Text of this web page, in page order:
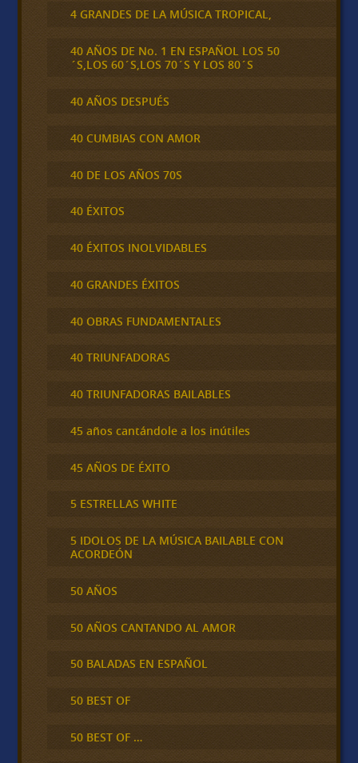
4 GRANDES DE LA MÚSICA TROPICAL,
40 AÑOS DE No. 1 EN ESPAÑOL LOS 50
´S,LOS 60´S,LOS 70´S Y LOS 80´S
40 AÑOS DESPUÉS
40 CUMBIAS CON AMOR
40 DE LOS AÑOS 70S
40 ÉXITOS
40 ÉXITOS INOLVIDABLES
40 GRANDES ÉXITOS
40 OBRAS FUNDAMENTALES
40 TRIUNFADORAS
40 TRIUNFADORAS BAILABLES
45 años cantándole a los inútiles
45 AÑOS DE ÉXITO
5 ESTRELLAS WHITE
5 IDOLOS DE LA MÚSICA BAILABLE CON
ACORDEÓN
50 AÑOS
50 AÑOS CANTANDO AL AMOR
50 BALADAS EN ESPAÑOL
50 BEST OF
50 BEST OF …